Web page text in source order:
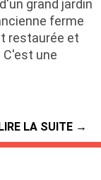
grand jardin
ferme
restaurée et
une
LA SUITE →